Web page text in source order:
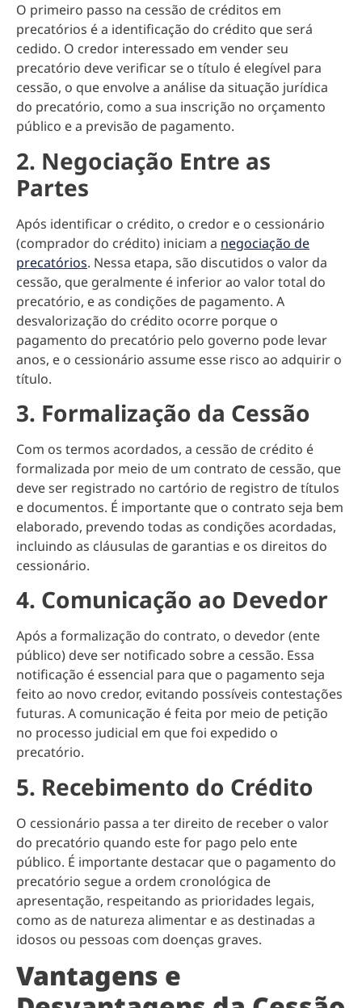
O primeiro passo na cessão de créditos em
precatórios é a identificação do crédito que será
cedido. O credor interessado em vender seu
precatório deve verificar se o título é elegível para
cessão, o que envolve a análise da situação jurídica
do precatório, como a sua inscrição no orçamento
público e a previsão de pagamento.
2. Negociação Entre as
Partes
Após identificar o crédito, o credor e o cessionário
(comprador do crédito) iniciam a negociação de
precatórios. Nessa etapa, são discutidos o valor da
cessão, que geralmente é inferior ao valor total do
precatório, e as condições de pagamento. A
desvalorização do crédito ocorre porque o
pagamento do precatório pelo governo pode levar
anos, e o cessionário assume esse risco ao adquirir o
título.
3. Formalização da Cessão
Com os termos acordados, a cessão de crédito é
formalizada por meio de um contrato de cessão, que
deve ser registrado no cartório de registro de títulos
e documentos. É importante que o contrato seja bem
elaborado, prevendo todas as condições acordadas,
incluindo as cláusulas de garantias e os direitos do
cessionário.
4. Comunicação ao Devedor
Após a formalização do contrato, o devedor (ente
público) deve ser notificado sobre a cessão. Essa
notificação é essencial para que o pagamento seja
feito ao novo credor, evitando possíveis contestações
futuras. A comunicação é feita por meio de petição
no processo judicial em que foi expedido o
precatório.
5. Recebimento do Crédito
O cessionário passa a ter direito de receber o valor
do precatório quando este for pago pelo ente
público. É importante destacar que o pagamento do
precatório segue a ordem cronológica de
apresentação, respeitando as prioridades legais,
como as de natureza alimentar e as destinadas a
idosos ou pessoas com doenças graves.
Vantagens e